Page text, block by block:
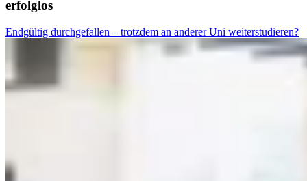
erfolglos
Endgültig durchgefallen – trotzdem an anderer Uni weiterstudieren?